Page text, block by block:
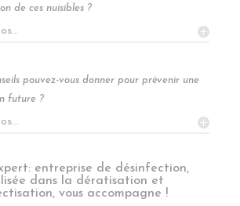
de ces nuisibles ?
pouvez-vous donner pour prévenir une
future ?
entreprise de désinfection,
dans la dératisation et
vous accompagne !